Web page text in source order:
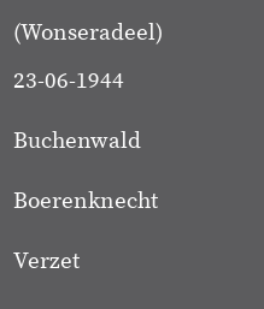
(Wonseradeel)
23-06-1944
Buchenwald
Boerenknecht
Verzet